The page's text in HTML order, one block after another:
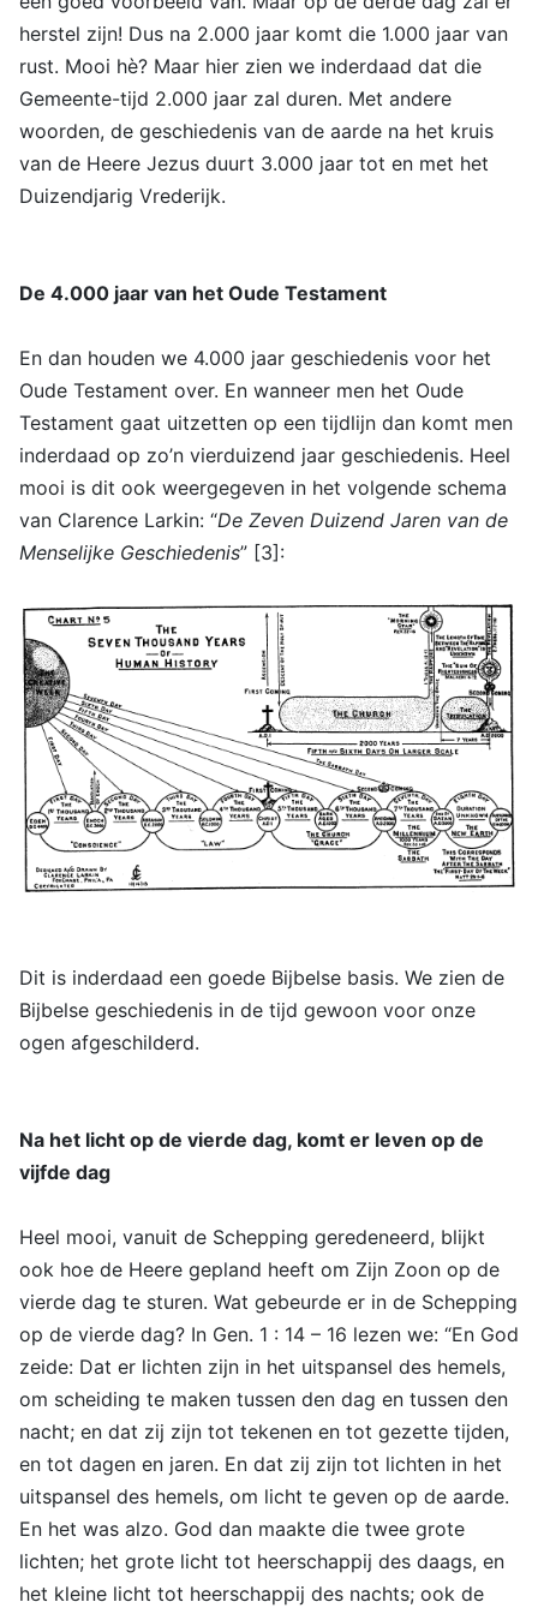
herstel zijn! Dus na 2.000 jaar komt die 1.000 jaar van
rust. Mooi hè? Maar hier zien we inderdaad dat die
Gemeente-tijd 2.000 jaar zal duren. Met andere
woorden, de geschiedenis van de aarde na het kruis
van de Heere Jezus duurt 3.000 jaar tot en met het
Duizendjarig Vrederijk.
De 4.000 jaar van het Oude Testament
En dan houden we 4.000 jaar geschiedenis voor het
Oude Testament over. En wanneer men het Oude
Testament gaat uitzetten op een tijdlijn dan komt men
inderdaad op zo’n vierduizend jaar geschiedenis. Heel
mooi is dit ook weergegeven in het volgende schema
van Clarence Larkin: “De Zeven Duizend Jaren van de
Menselijke Geschiedenis” [3]:
Dit is inderdaad een goede Bijbelse basis. We zien de
Bijbelse geschiedenis in de tijd gewoon voor onze
ogen afgeschilderd.
Na het licht op de vierde dag, komt er leven op de
vijfde dag
Heel mooi, vanuit de Schepping geredeneerd, blijkt
ook hoe de Heere gepland heeft om Zijn Zoon op de
vierde dag te sturen. Wat gebeurde er in de Schepping
op de vierde dag? In Gen. 1 : 14 – 16 lezen we: “En God
zeide: Dat er lichten zijn in het uitspansel des hemels,
om scheiding te maken tussen den dag en tussen den
nacht; en dat zij zijn tot tekenen en tot gezette tijden,
en tot dagen en jaren. En dat zij zijn tot lichten in het
uitspansel des hemels, om licht te geven op de aarde.
En het was alzo. God dan maakte die twee grote
lichten; het grote licht tot heerschappij des daags, en
het kleine licht tot heerschappij des nachts; ook de